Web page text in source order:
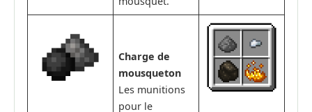
Charge de
mousqueton
Les munitions
pour le